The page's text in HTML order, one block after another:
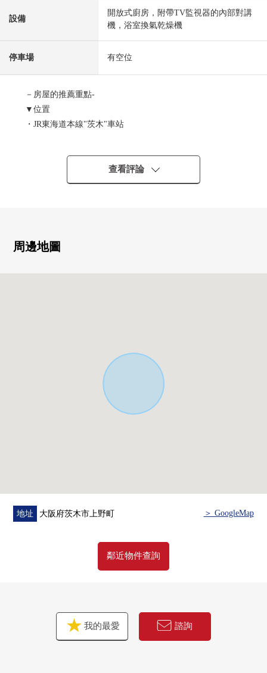
設備
開放式廚房，附帶TV監視器的內部對講
機，浴室換氣乾燥機
停車場 有空位
－房屋的推薦重點-
▼位置
・JR東海道本線"茨木"車站
・2026年4月築的新建房屋木造2層樓2LDK+S透天房
▼房間的特徴
・洗衣效率用浴室烘乾機有提高
・洗髮水化妝台洗髮有效，便利
・容易用不要樓梯移動的廁所配置使用
・有TV監視器的內部對講機
・Lawson茨木五日市2丁目商店約420m(步行6分鐘)
・SUGI藥品茨木上郡商店約830m(步行11分鐘)
查看評論
周邊地圖
地址 大阪府茨木市上野町 ＞ GoogleMap
鄰近物件查詢
我的最愛 諮詢